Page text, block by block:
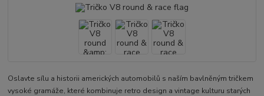
Oslavte sílu a historii amerických automobilů s naším bavlněným tričkem
vysoké gramáže, které kombinuje retro design a vintage kulturu starých